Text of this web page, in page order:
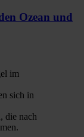
Ozean und
im
sich in
die nach